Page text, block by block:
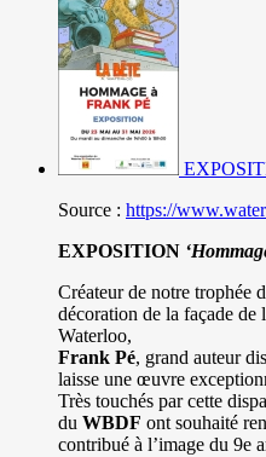
Source : https://
EXPOSITION
Créateur de notre trophée
décoration de la façade de
Waterloo,
Frank Pé, grand auteur
laisse une œuvre
Très touchés par cette
du WBDF ont souhaité
contribué à l’image du 9e